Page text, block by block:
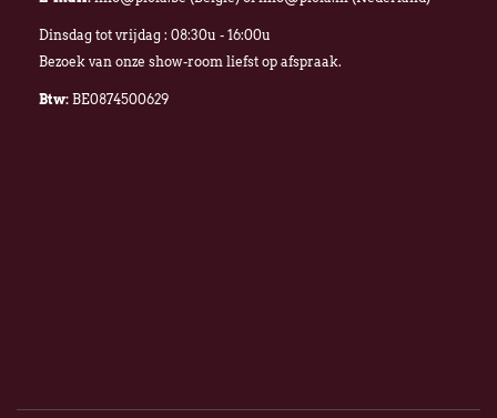
Dinsdag tot vrijdag : 08:30u - 16:00u
Bezoek van onze show-room liefst op afspraak.
Btw: BE0874500629